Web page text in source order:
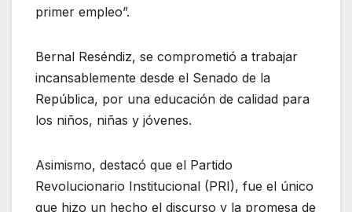
primer empleo”.
Bernal Reséndiz, se comprometió a trabajar
incansablemente desde el Senado de la
República, por una educación de calidad para
los niños, niñas y jóvenes.
Asimismo, destacó que el Partido
Revolucionario Institucional (PRI), fue el único
que hizo un hecho el discurso y la promesa de